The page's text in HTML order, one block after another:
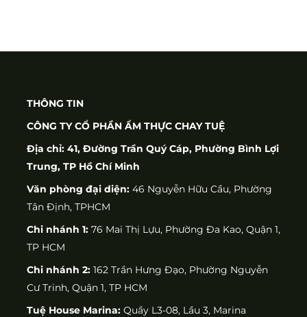
THÔNG TIN
CÔNG TY CỔ PHẦN ẨM THỰC CHAY TUỆ
Địa chỉ: 41, Đường Trần Quý Cáp, Phường Bình Lợi
Trung, TP Hồ Chí Minh
Văn phòng đại diện: 46 Nguyễn Hữu Cầu, Phường
Tân Định, TPHCM
Chi nhánh 1: 76 Mai Thị Lựu, Phường Đa Kao, Quận 1,
TP HCM
Chi nhánh 2: 162 Trần Hưng Đạo, Phường Nguyễn
Cư Trinh, Quận 1, TP HCM
Tuệ House Marina: Quầy L3-08, Lầu 3, Marina